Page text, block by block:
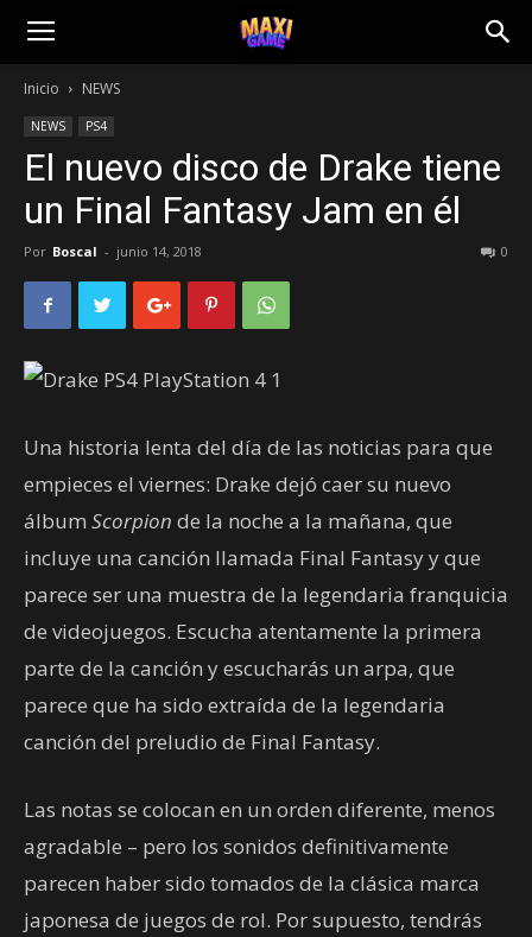
Inicio NEWS
NEWS PS4
El nuevo disco de Drake tiene
un Final Fantasy Jam en él
Por Boscal - junio 14, 2018 0
Una historia lenta del día de las noticias para que
empieces el viernes: Drake dejó caer su nuevo
álbum Scorpion de la noche a la mañana, que
incluye una canción llamada Final Fantasy y que
parece ser una muestra de la legendaria franquicia
de videojuegos. Escucha atentamente la primera
parte de la canción y escucharás un arpa, que
parece que ha sido extraída de la legendaria
canción del preludio de Final Fantasy.
Las notas se colocan en un orden diferente, menos
agradable – pero los sonidos definitivamente
parecen haber sido tomados de la clásica marca
japonesa de juegos de rol. Por supuesto, tendrás